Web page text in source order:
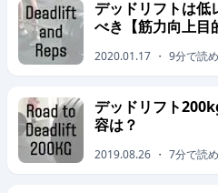
デッドリフトは低
べき【筋力向上目
2020.01.17 ・ 9分で読
デッドリフト
容は？
2019.08.26 ・ 7分で読